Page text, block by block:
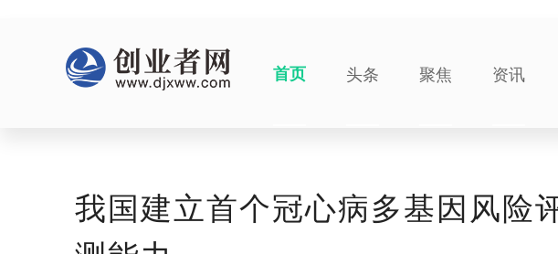
首页 头条 聚焦 资讯
我国建立首个冠心病多基因风险